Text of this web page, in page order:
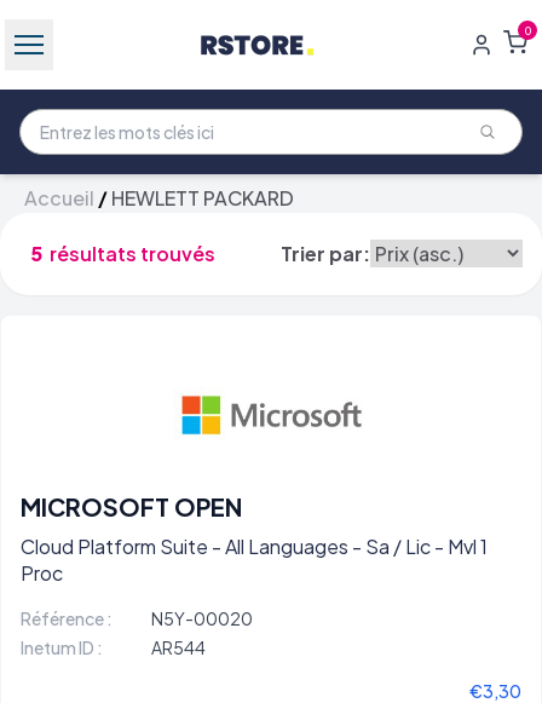
0
Accueil /HEWLETT PACKARD
5 résultats trouvés Trier par:
MICROSOFT OPEN
Cloud Platform Suite - All Languages - Sa / Lic - Mvl 1
Proc
Référence :
N5Y-00020
Inetum ID :
AR544
€3,30